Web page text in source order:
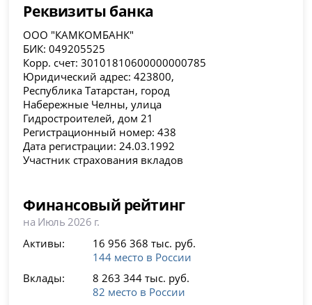
Реквизиты банка
ООО "КАМКОМБАНК"
БИК: 049205525
Корр. счет: 30101810600000000785
Юридический адрес: 423800,
Республика Татарстан, город
Набережные Челны, улица
Гидростроителей, дом 21
Регистрационный номер: 438
Дата регистрации: 24.03.1992
Участник страхования вкладов
Финансовый рейтинг
на Июль 2026 г.
Активы:
16 956 368 тыс. руб.
144 место в России
Вклады:
8 263 344 тыс. руб.
82 место в России